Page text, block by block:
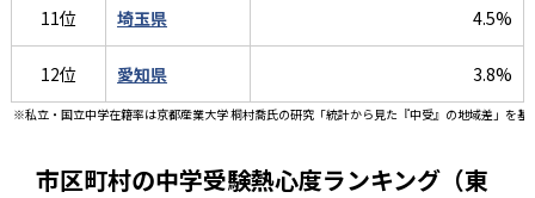
11位 埼玉県 4.5%
12位 愛知県 3.8%
※私立・国立中学在籍率は京都産業大学 桐村喬氏の研究「統計から見た『中受』の地域差」を基
市区町村の中学受験熱心度ランキング（東